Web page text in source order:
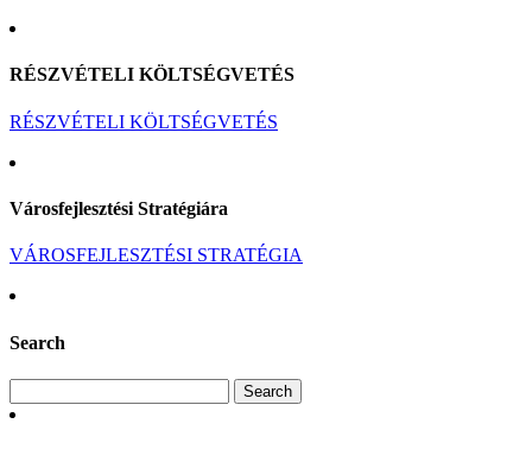
RÉSZVÉTELI KÖLTSÉGVETÉS
RÉSZVÉTELI KÖLTSÉGVETÉS
Városfejlesztési Stratégiára
VÁROSFEJLESZTÉSI STRATÉGIA
Search